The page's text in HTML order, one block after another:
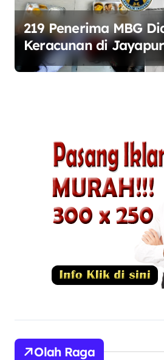
219 Penerima MBG
Keracunan di
Perketat
Olah Raga